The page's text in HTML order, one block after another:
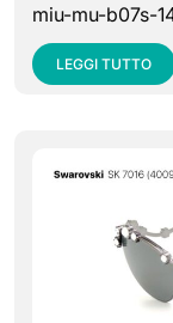
miu-mu-b07s-
LEGGI TUTTO